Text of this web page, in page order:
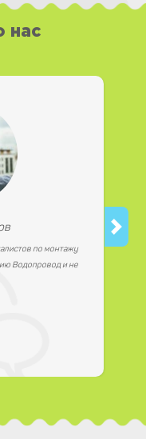
нас
по монтажу
Водопровод и не